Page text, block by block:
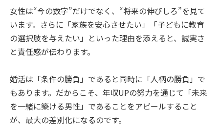
女性は“今の数字”だけでなく、“将来の伸びしろ”を見て
います。さらに「家族を安心させたい」「子どもに教育
の選択肢を与えたい」といった理由を添えると、誠実さ
と責任感が伝わります。
婚活は「条件の勝負」であると同時に「人柄の勝負」で
もあります。だからこそ、年収UPの努力を通じて「未来
を一緒に築ける男性」であることをアピールすること
が、最大の差別化になるのです。